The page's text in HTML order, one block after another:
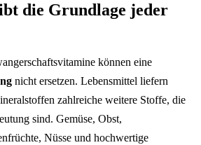
die Grundlage jeder
können eine
nicht ersetzen. Lebensmittel liefern
zahlreiche weitere Stoffe, die
sind. Gemüse, Obst,
Nüsse und hochwertige